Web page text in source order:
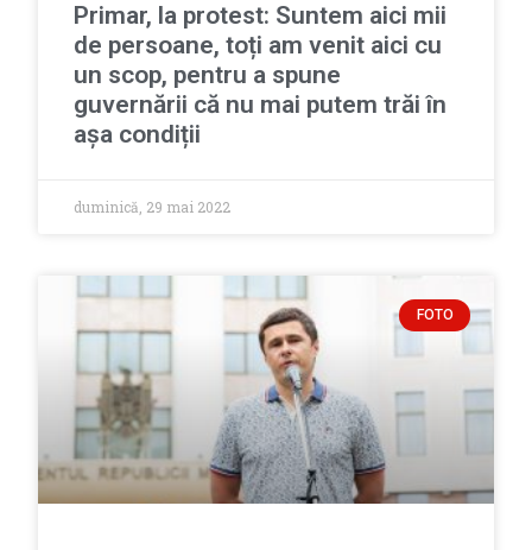
Primar, la protest: Suntem aici mii
de persoane, toți am venit aici cu
un scop, pentru a spune
guvernării că nu mai putem trăi în
așa condiții
duminică, 29 mai 2022
FOTO